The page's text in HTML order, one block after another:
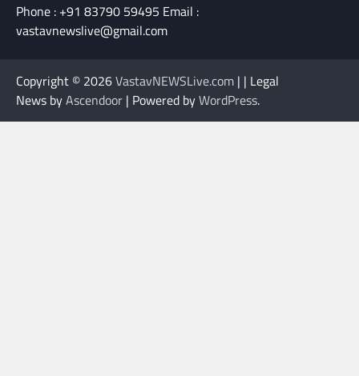
Phone : +91 83790 59495 Email :
vastavnewslive@gmail.com
Copyright © 2026VastavNEWSLive.com | | Legal
News byAscendoor | Powered byWordPress.